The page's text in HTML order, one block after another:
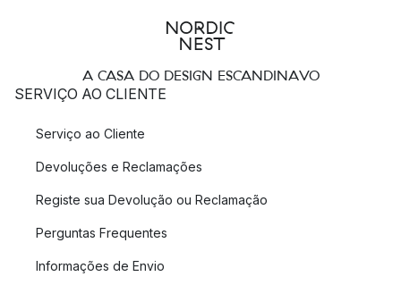
A CASA DO DESIGN ESCANDINAVO
SERVIÇO AO CLIENTE
Serviço ao Cliente
Devoluções e Reclamações
Registe sua Devolução ou Reclamação
Perguntas Frequentes
Informações de Envio